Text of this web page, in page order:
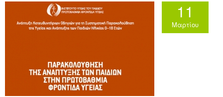
11
Μαρτίου